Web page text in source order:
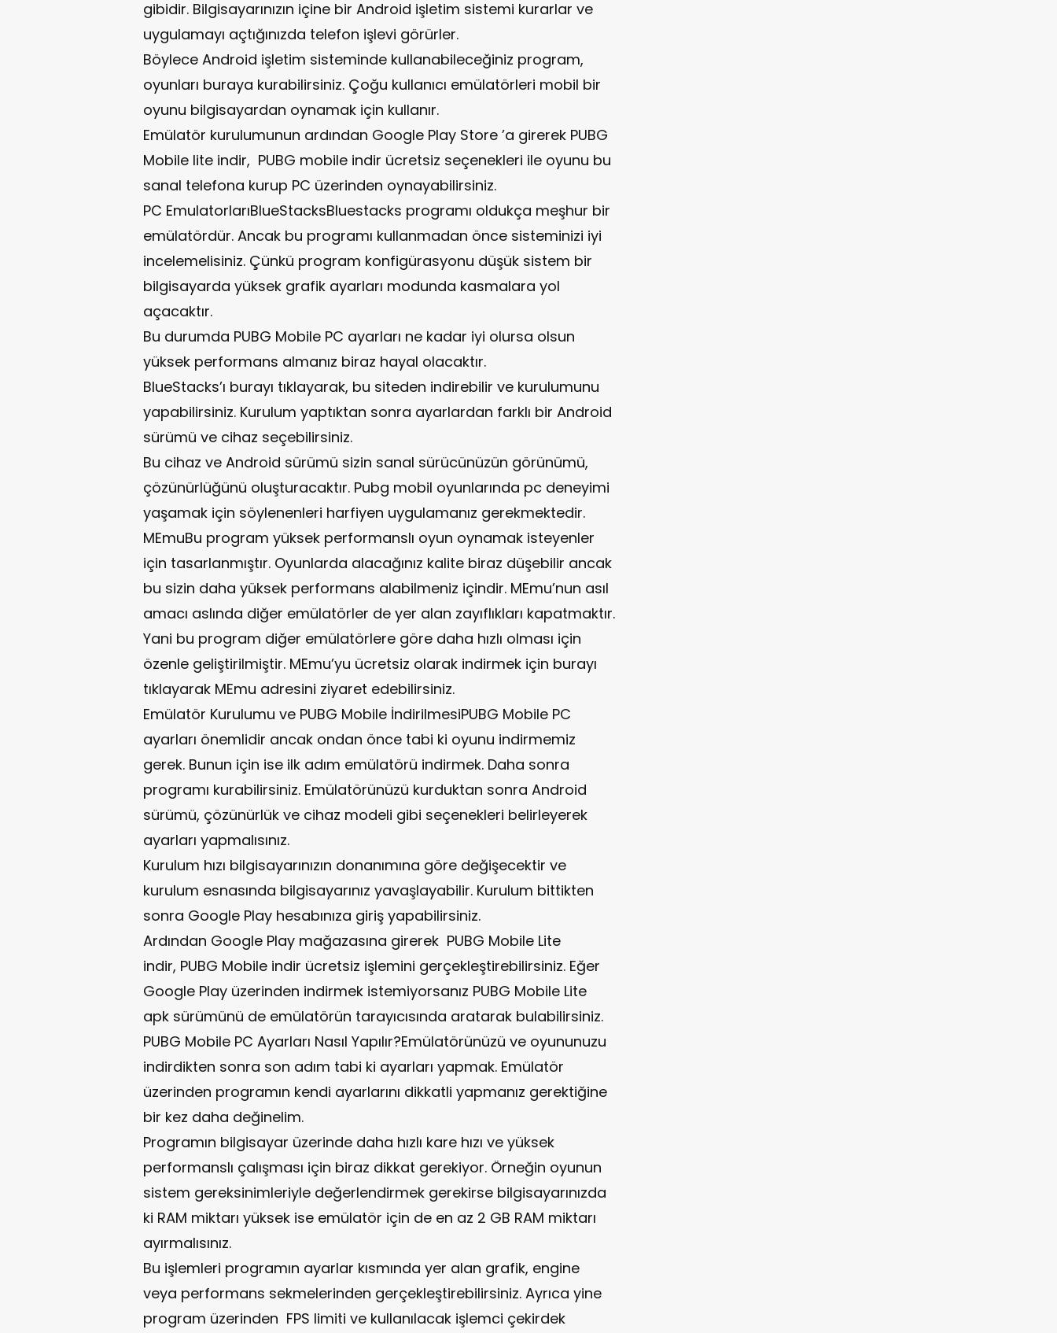
gibidir. Bilgisayarınızın içine bir Android işletim sistemi kurarlar ve
uygulamayı açtığınızda telefon işlevi görürler.
Böylece Android işletim sisteminde kullanabileceğiniz program,
oyunları buraya kurabilirsiniz. Çoğu kullanıcı emülatörleri mobil bir
oyunu bilgisayardan oynamak için kullanır.
Emülatör kurulumunun ardından Google Play Store ’a girerek PUBG
Mobile lite indir, PUBG mobile indir ücretsiz seçenekleri ile oyunu bu
sanal telefona kurup PC üzerinden oynayabilirsiniz.
PC EmulatorlarıBlueStacksBluestacks programı oldukça meşhur bir
emülatördür. Ancak bu programı kullanmadan önce sisteminizi iyi
incelemelisiniz. Çünkü program konfigürasyonu düşük sistem bir
bilgisayarda yüksek grafik ayarları modunda kasmalara yol
açacaktır.
Bu durumda PUBG Mobile PC ayarları ne kadar iyi olursa olsun
yüksek performans almanız biraz hayal olacaktır.
BlueStacks’ı burayı tıklayarak, bu siteden indirebilir ve kurulumunu
yapabilirsiniz. Kurulum yaptıktan sonra ayarlardan farklı bir Android
sürümü ve cihaz seçebilirsiniz.
Bu cihaz ve Android sürümü sizin sanal sürücünüzün görünümü,
çözünürlüğünü oluşturacaktır. Pubg mobil oyunlarında pc deneyimi
yaşamak için söylenenleri harfiyen uygulamanız gerekmektedir.
MEmuBu program yüksek performanslı oyun oynamak isteyenler
için tasarlanmıştır. Oyunlarda alacağınız kalite biraz düşebilir ancak
bu sizin daha yüksek performans alabilmeniz içindir. MEmu’nun asıl
amacı aslında diğer emülatörler de yer alan zayıflıkları kapatmaktır.
Yani bu program diğer emülatörlere göre daha hızlı olması için
özenle geliştirilmiştir. MEmu’yu ücretsiz olarak indirmek için burayı
tıklayarak MEmu adresini ziyaret edebilirsiniz.
Emülatör Kurulumu ve PUBG Mobile İndirilmesiPUBG Mobile PC
ayarları önemlidir ancak ondan önce tabi ki oyunu indirmemiz
gerek. Bunun için ise ilk adım emülatörü indirmek. Daha sonra
programı kurabilirsiniz. Emülatörünüzü kurduktan sonra Android
sürümü, çözünürlük ve cihaz modeli gibi seçenekleri belirleyerek
ayarları yapmalısınız.
Kurulum hızı bilgisayarınızın donanımına göre değişecektir ve
kurulum esnasında bilgisayarınız yavaşlayabilir. Kurulum bittikten
sonra Google Play hesabınıza giriş yapabilirsiniz.
Ardından Google Play mağazasına girerek PUBG Mobile Lite
indir, PUBG Mobile indir ücretsiz işlemini gerçekleştirebilirsiniz. Eğer
Google Play üzerinden indirmek istemiyorsanız PUBG Mobile Lite
apk sürümünü de emülatörün tarayıcısında aratarak bulabilirsiniz.
PUBG Mobile PC Ayarları Nasıl Yapılır?Emülatörünüzü ve oyununuzu
indirdikten sonra son adım tabi ki ayarları yapmak. Emülatör
üzerinden programın kendi ayarlarını dikkatli yapmanız gerektiğine
bir kez daha değinelim.
Programın bilgisayar üzerinde daha hızlı kare hızı ve yüksek
performanslı çalışması için biraz dikkat gerekiyor. Örneğin oyunun
sistem gereksinimleriyle değerlendirmek gerekirse bilgisayarınızda
ki RAM miktarı yüksek ise emülatör için de en az 2 GB RAM miktarı
ayırmalısınız.
Bu işlemleri programın ayarlar kısmında yer alan grafik, engine
veya performans sekmelerinden gerçekleştirebilirsiniz. Ayrıca yine
program üzerinden FPS limiti ve kullanılacak işlemci çekirdek